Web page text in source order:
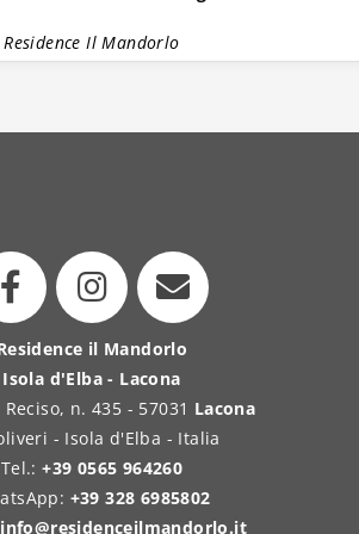
Residence Il Mandorlo
il Mandorlo
Isola d'Elba - Lacona
n. 435 - 57031 Lacona
- Isola d'Elba - Italia
Tel.:+39 0565 964260
+39 328 6985802
info@residenceilmandorlo.it